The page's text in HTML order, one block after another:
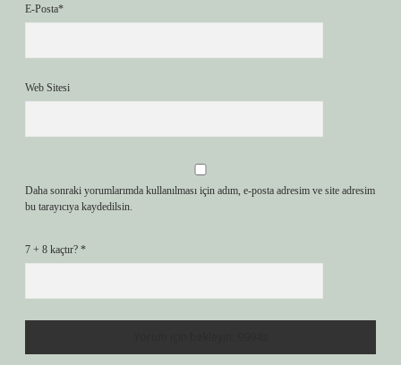
E-Posta*
Web Sitesi
Daha sonraki yorumlarımda kullanılması için adım, e-posta adresim ve site adresim
bu tarayıcıya kaydedilsin.
7 + 8 kaçtır? *